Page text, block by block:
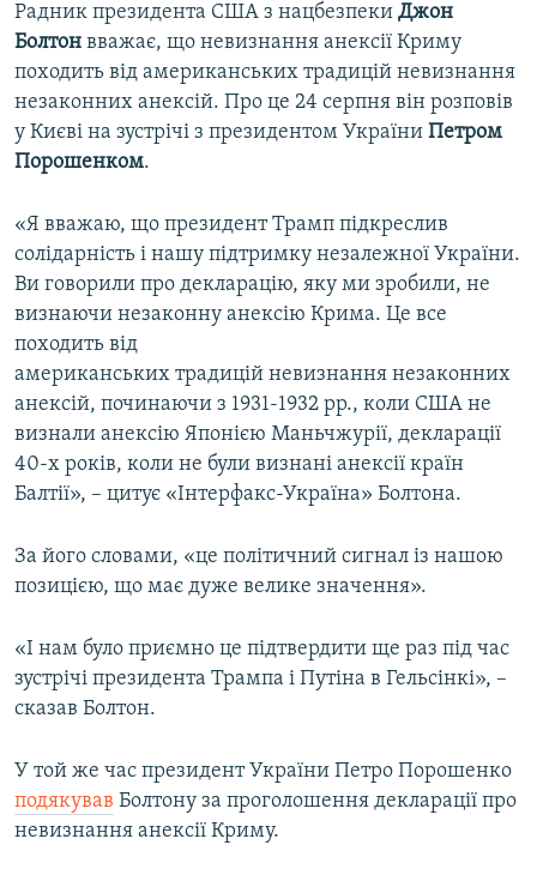
Усі сайти RFE/RL
Радник президента США з нацбезпеки Джон
Болтон вважає, що невизнання анексії Криму
походить від американських традицій невизнання
незаконних анексій. Про це 24 серпня він розповів
у Києві на зустрічі з президентом України Петром
Порошенком.
«Я вважаю, що президент Трамп підкреслив
солідарність і нашу підтримку незалежної України.
Ви говорили про декларацію, яку ми зробили, не
визнаючи незаконну анексію Крима. Це все
походить від
американських традицій невизнання незаконних
анексій, починаючи з 1931-1932 рр., коли США не
визнали анексію Японією Маньчжурії, декларації
40-х років, коли не були визнані анексії країн
Балтії», – цитує «Інтерфакс-Україна» Болтона.
За його словами, «це політичний сигнал із нашою
позицією, що має дуже велике значення».
«І нам було приємно це підтвердити ще раз під час
зустрічі президента Трампа і Путіна в Гельсінкі», –
сказав Болтон.
У той же час президент України Петро Порошенко
подякував Болтону за проголошення декларації про
невизнання анексії Криму.